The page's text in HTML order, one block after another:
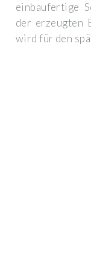
einbaufertige
der erzeugten
wird für den